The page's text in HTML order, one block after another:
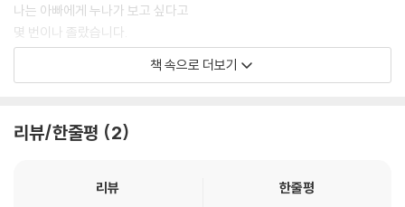
나는 아빠에게 누나가 보고 싶다고
몇 번이나 졸랐습니다.
하지만 아빠는 절대로 누나를 만나게 해 주지 않았습니다.
--- 본문 중에서
책 속으로 더보기
리뷰/한줄평 2
리뷰
한줄평